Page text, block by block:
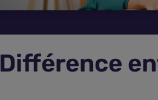
Différence